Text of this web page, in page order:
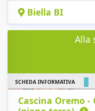
Biella BI
Alla
SCHEDA INFORMATIVA
Cascina Oremo